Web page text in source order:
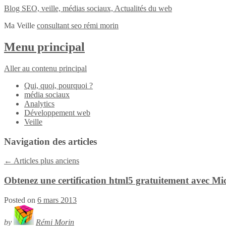
Blog SEO, veille, médias sociaux, Actualités du web
Ma Veille consultant seo rémi morin
Menu principal
Aller au contenu principal
Qui, quoi, pourquoi ?
média sociaux
Analytics
Développement web
Veille
Navigation des articles
← Articles plus anciens
Obtenez une certification html5 gratuitement avec
Posted on 6 mars 2013
by
Rémi Morin